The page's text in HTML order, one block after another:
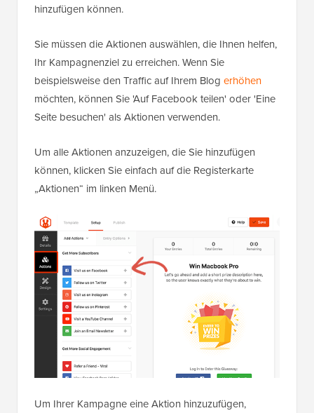
hinzufügen können.
Sie müssen die Aktionen auswählen, die Ihnen helfen,
Ihr Kampagnenziel zu erreichen. Wenn Sie
beispielsweise den Traffic auf Ihrem Blog erhöhen
möchten, können Sie 'Auf Facebook teilen' oder 'Eine
Seite besuchen' als Aktionen verwenden.
Um alle Aktionen anzuzeigen, die Sie hinzufügen
können, klicken Sie einfach auf die Registerkarte
„Aktionen“ im linken Menü.
Um Ihrer Kampagne eine Aktion hinzuzufügen,